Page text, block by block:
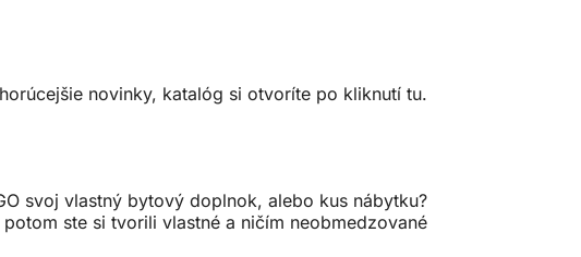
novinky, katalóg si otvoríte po kliknutí tu.
svoj vlastný bytový doplnok, alebo kus nábytku?
ste si tvorili vlastné a ničím neobmedzované